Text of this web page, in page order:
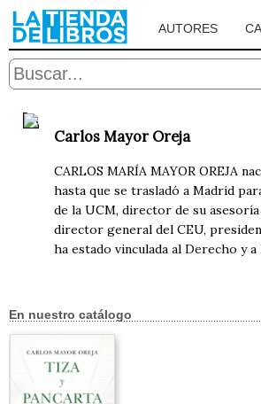
AUTORES
Carlos Mayor Oreja
CARLOS MARÍA MAYOR OREJA
hasta que se trasladó a Madrid
de la UCM, director de su
director general del CEU,
ha estado vinculada al Derecho y
En nuestro catálogo